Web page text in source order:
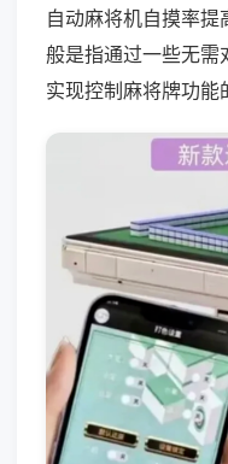
自动麻将机自摸率
般是指通过一些无需
实现控制麻将牌功能